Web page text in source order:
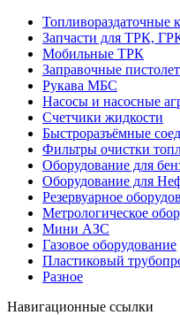
Запчасти для ТРК,
Мобильные ТРК
Заправочные
Рукава МБС
Насосы и насосные
Счетчики жидкости
Быстроразъёмные
Фильтры очистки
Оборудование для
Оборудование для
Резервуарное
Метрологическое
Мини АЗС
Газовое оборудование
Пластиковый
Разное
Навигационные ссылки